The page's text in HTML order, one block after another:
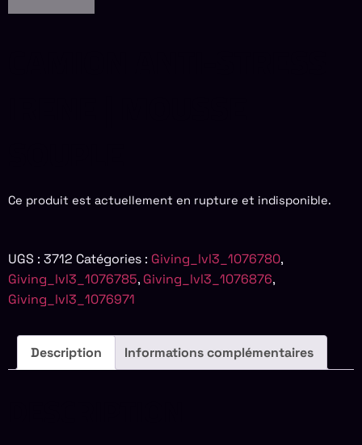
Ce produit est actuellement en rupture et indisponible.
UGS : 3712 Catégories : Giving_lvl3_1076780,
Giving_lvl3_1076785, Giving_lvl3_1076876,
Giving_lvl3_1076971
Description Informations complémentaires